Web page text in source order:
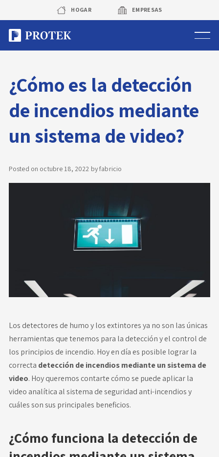
content
HOGAR EMPRESAS
Sistema de cámaras
Rastreo vehicular GPS
Protek Personas
Corredora de seguros
Trabaja con nosotros
Novedades
¿Cómo es la detección
de incendios mediante
un sistema de video?
Posted on octubre 18, 2022 byfabricio
Los detectores de humo y los extintores ya no son las únicas
herramientas que tenemos para la detección y el control de
los principios de incendio. Hoy en día es posible lograr la
correcta detección de incendios mediante un sistema de
video. Hoy queremos contarte cómo se puede aplicar la
video analítica al sistema de seguridad anti-incendios y
cuáles son sus principales beneficios.
¿Cómo funciona la detección de